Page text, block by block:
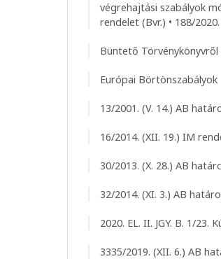
végrehajtási szabályok
rendelet (Bvr.) • 188/
Büntető Törvénykönyvről
Európai Börtönszabályok
13/2001. (V. 14.) AB
16/2014. (XII. 19.) IM
30/2013. (X. 28.) AB
32/2014. (XI. 3.) AB
2020. EL. II. JGY. B. 1/23.
3335/2019. (XII. 6.) AB